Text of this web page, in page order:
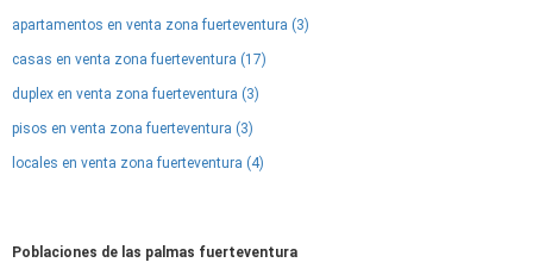
apartamentos en venta zona fuerteventura (3)
casas en venta zona fuerteventura (17)
duplex en venta zona fuerteventura (3)
pisos en venta zona fuerteventura (3)
locales en venta zona fuerteventura (4)
Poblaciones de las palmas fuerteventura